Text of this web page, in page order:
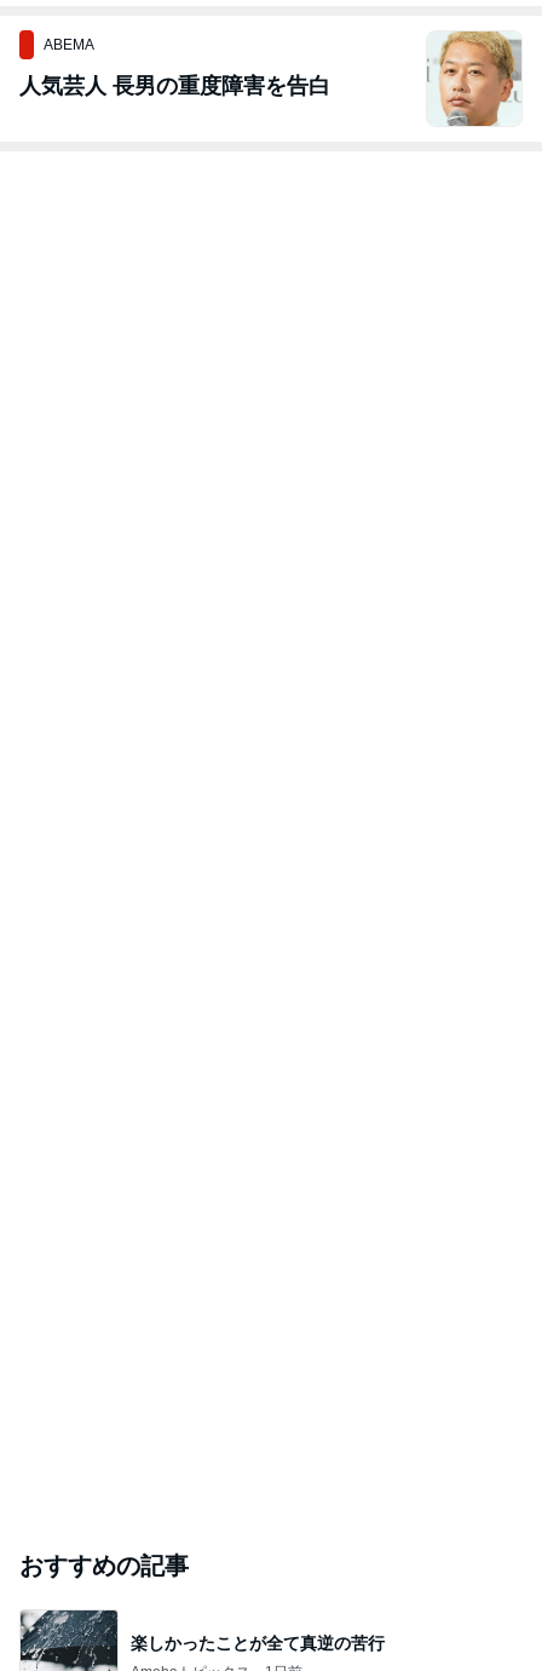
ABEMA
人気芸人 長男の重度障害を告白
おすすめの記事
楽しかったことが全て真逆の苦行